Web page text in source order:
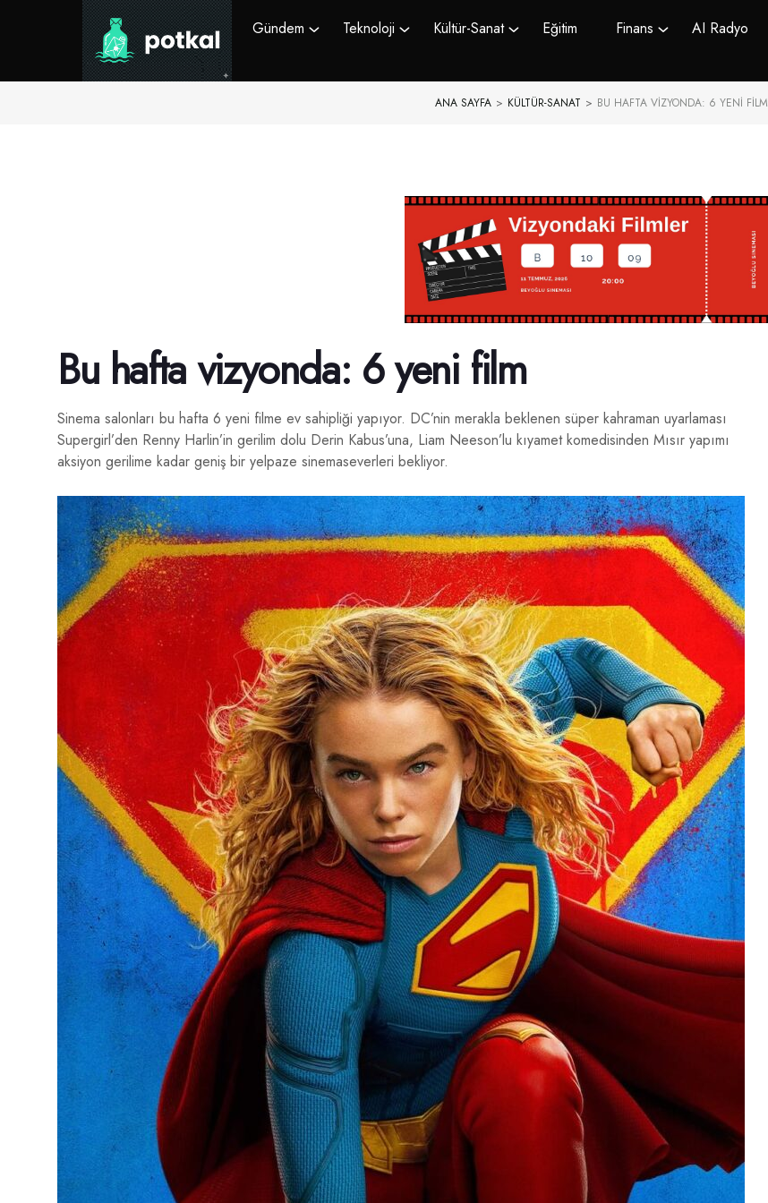
Gündem Teknoloji Kültür-Sanat Eğitim Finans AI Radyo
ANA SAYFA > KÜLTÜR-SANAT > BU HAFTA VIZYONDA: 6 YENI FILM
Bu hafta vizyonda: 6 yeni film
Sinema salonları bu hafta 6 yeni filme ev sahipliği yapıyor. DC’nin merakla beklenen süper kahraman uyarlaması
Supergirl’den Renny Harlin’in gerilim dolu Derin Kabus’una, Liam Neeson’lu kıyamet komedisinden Mısır yapımı
aksiyon gerilime kadar geniş bir yelpaze sinemaseverleri bekliyor.